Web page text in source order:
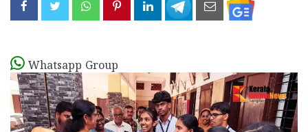
Whatsapp Group